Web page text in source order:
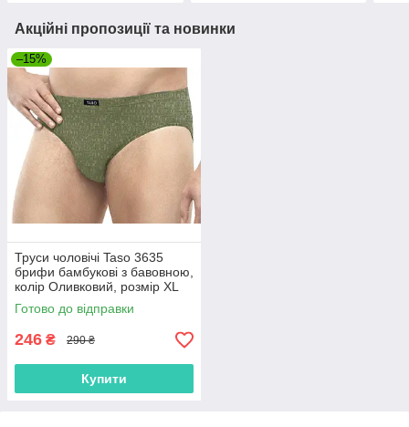
Акційні пропозиції та новинки
–15%
Труси чоловічі Taso 3635
брифи бамбукові з бавовною,
колір Оливковий, розмір XL
Готово до відправки
246 ₴ 290 ₴
Купити